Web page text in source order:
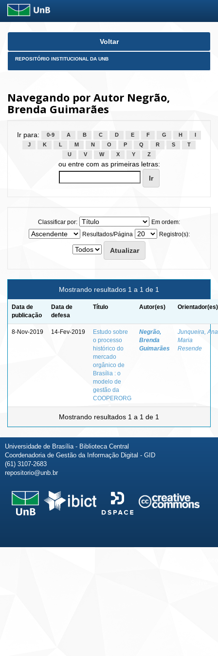
Skip
Voltar
REPOSITÓRIO INSTITUCIONAL DA UNB
Navegando por Autor Negrão,
Brenda Guimarães
Ir para: 0-9 A B C D E F G H
J
K L M N O P Q R S
T
U
V W X Y Z
ou entre com as primeiras letras:
Classificar por:
Em ordem:
Resultados/Página
Registro(s):
Mostrando resultados 1 a 1 de 1
Data de
publicação
Data de
defesa
Título Autor(es) Orientador(es)
8-Nov-2019 14-Fev-2019
Estudo sobre
o processo
histórico do
mercado
orgânico de
Brasília : o
modelo de
gestão da
COOPERORG
Negrão,
Brenda
Guimarães
Junqueira, Ana
Maria
Resende
Mostrando resultados 1 a 1 de 1
Universidade de Brasília - Biblioteca Central
Coordenadoria de Gestão da Informação Digital - GID
(61) 3107-2683
repositorio@unb.br